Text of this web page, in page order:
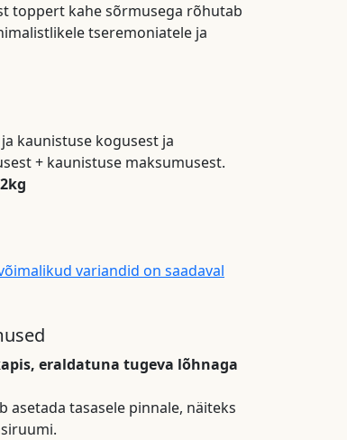
toppert kahe sõrmusega rõhutab
tseremoniatele ja
kaunistuse kogusest ja
+ kaunistuse maksumusest.
variandid on saadaval
eraldatuna tugeva lõhnaga
tasasele pinnale, näiteks